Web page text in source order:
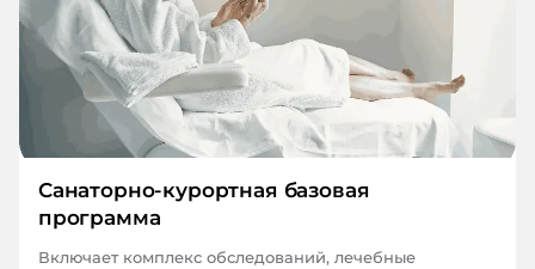
Санаторно-курортная базовая
программа
Включает комплекс обследований, лечебные